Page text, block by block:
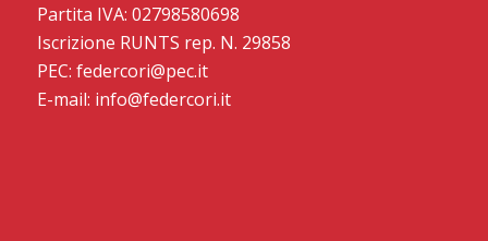
Partita IVA: 02798580698
Iscrizione RUNTS rep. N. 29858
PEC: federcori@pec.it
E-mail: info@federcori.it